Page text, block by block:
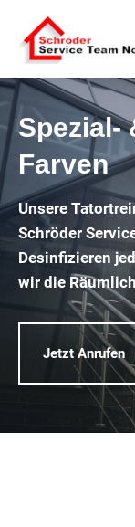
Spezial-
Farven
Unsere
Schröder
Desinfizieren
wir die
Jetzt Anrufen